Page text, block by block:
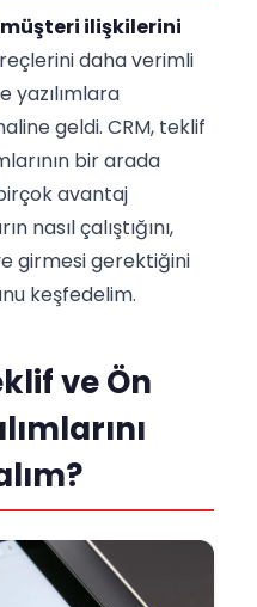
müşteri ilişkilerini
daha verimli
yazılımlara
geldi. CRM, teklif
bir arada
avantaj
nasıl çalıştığını,
girmesi gerektiğini
keşfedelim.
ve Ön